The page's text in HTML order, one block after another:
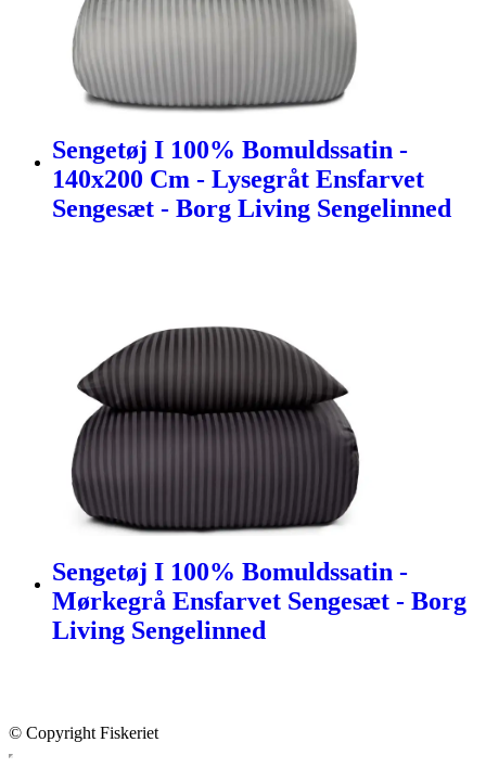
Sengetøj I 100% Bomuldssatin -
140x200 Cm - Lysegråt Ensfarvet
Sengesæt - Borg Living Sengelinned
Sengetøj I 100% Bomuldssatin -
Mørkegrå Ensfarvet Sengesæt - Borg
Living Sengelinned
© Copyright Fiskeriet